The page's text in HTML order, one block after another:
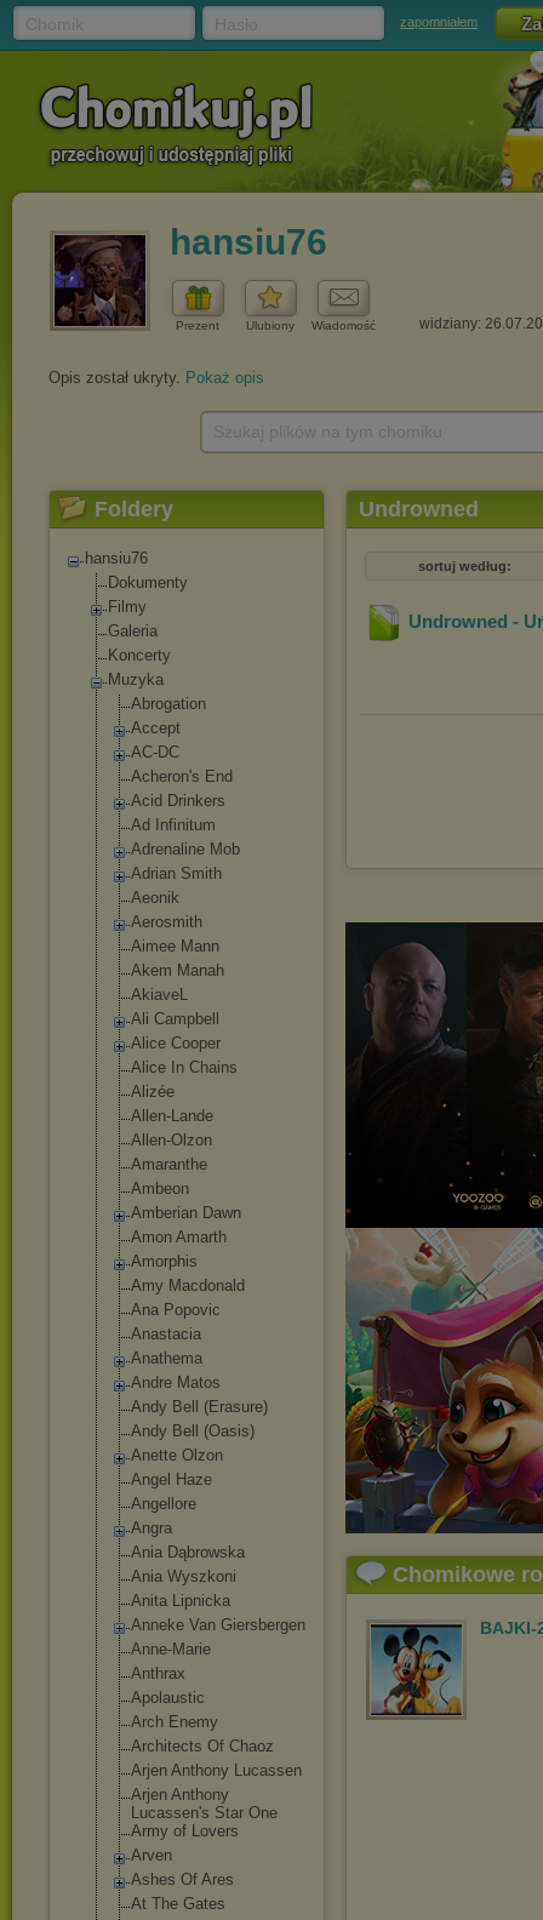
zapomniałem
hansiu76
Prezent Ulubiony Wiadomość widziany:
Opis został ukryty. Pokaż opis
Foldery
hansiu76
Dokumenty
Filmy
Galeria
Koncerty
Muzyka
Abrogation
Accept
AC-DC
Acheron's End
Acid Drinkers
Ad Infinitum
Adrenaline Mob
Adrian Smith
Aeonik
Aerosmith
Aimee Mann
Akem Manah
AkiaveL
Ali Campbell
Alice Cooper
Alice In Chains
Alizée
Allen-Lande
Allen-Olzon
Amaranthe
Ambeon
Amberian Dawn
Amon Amarth
Amorphis
Amy Macdonald
Ana Popovic
Anastacia
Anathema
Andre Matos
Andy Bell (Erasure)
Andy Bell (Oasis)
Anette Olzon
Angel Haze
Angellore
Angra
Ania Dąbrowska
Ania Wyszkoni
Anita Lipnicka
Anneke Van Giersbergen
Anne-Marie
Anthrax
Apolaustic
Arch Enemy
Architects Of Chaoz
Arjen Anthony Lucassen
Arjen Anthony
Lucassen's Star One
Army of Lovers
Arven
Ashes Of Ares
At The Gates
Undrowned
sortuj według:
Undrowned -
Chomikowe
BAJKI-